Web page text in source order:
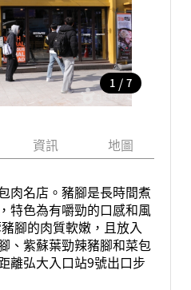
1 / 7
資訊 地圖
肉名店。豬腳是長時間煮
特色為有嚼勁的口感和風
腳的肉質軟嫩，且放入
、紫蘇葉勁辣豬腳和菜包
離弘大入口站9號出口步